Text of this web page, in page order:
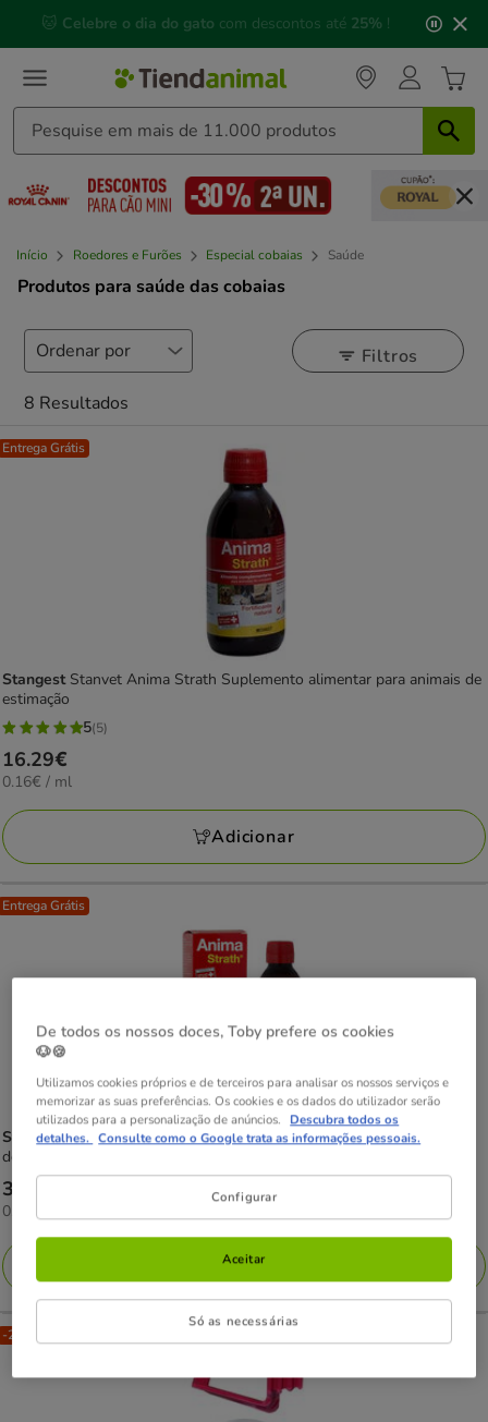
3,
mensagem,
📅 Compre até às 13h00 e receba a sua encomenda no
próximo dia útil⏰
Início Roedores e Furões Especial cobaias Saúde
Produtos para saúde das cobaias
Filtros
8 Resultados
Entrega Grátis
Stangest Stanvet Anima Strath Suplemento alimentar para animais de
estimação
5
estrelas
com
5
avaliações
5(5)
Preço
16.29€
16.29€
0.16€
ML
0.16€ / ml
Adicionar
Entrega Grátis
StangestStanvet Anima Strath Suplemento Fortificante para animais
de estimação
Preço
30.99€
30.99€
0.12€
ML
0.12€ / ml
Adicionar
-25% na 2ª un.
De todos os nossos doces, Toby prefere os cookies
🐶🍪
Utilizamos cookies próprios e de terceiros para analisar os nossos serviços e
memorizar as suas preferências. Os cookies e os dados do utilizador serão
utilizados para a personalização de anúncios. Descubra todos os
detalhes. Consulte como o Google trata as informações pessoais.
Configurar
Só as necessárias
Aceitar